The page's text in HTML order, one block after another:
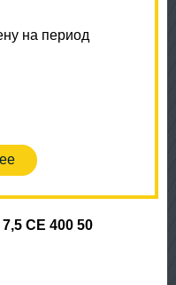
на период
CE 400 50